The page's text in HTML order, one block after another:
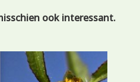
ook interessant.